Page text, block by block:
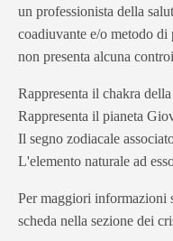
un professionista della
coadiuvante e/o metodo
non presenta alcuna
Rappresenta il chakra
Rappresenta il pianeta
Il segno zodiacale
L'elemento naturale ad
Per maggiori informazioni
scheda nella sezione dei